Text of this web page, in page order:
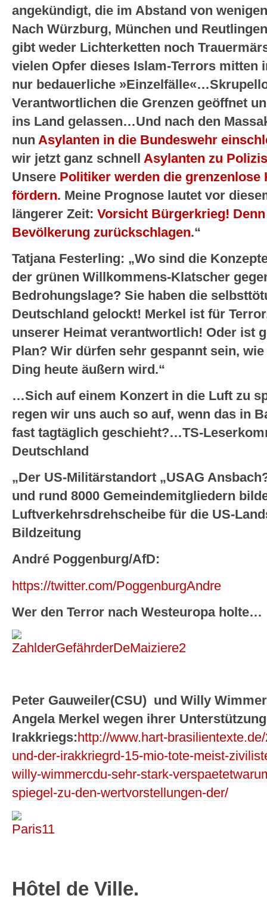
angekündigt, die im Abstand von
Nach Würzburg, München und
gibt weder Lichterketten noch
vielen Opfer dieses Islam-Terrors mitten
nur bedauerliche
Verantwortlichen die Grenzen geöffnet
ins Land gelassen…Und nach den
nun Asylanten in die Bundeswehr
wir jetzt ganz schnell Asylanten zu
Unsere Politiker werden die
fördern. Meine Prognose lautet vor
längerer Zeit: Vorsicht Bürgerkrieg!
Bevölkerung zurückschlagen.“
Tatjana Festerling: „Wo sind die
der grünen Willkommens-Klatscher
Bedrohungslage? Sie haben die
Deutschland gelockt! Merkel ist für
unserer Heimat verantwortlich! Oder ist
Plan? Wir dürfen sehr gespannt sein,
Ding heute äußern wird.“
…Sich auf einem Konzert in die Luft zu
regen wir uns auch so auf, wenn das in
fast tagtäglich geschieht?…TS-
Deutschland
„Der US-Militärstandort „USAG
und rund 8000 Gemeindemitgliedern
Luftverkehrsdrehscheibe für die US-
Bildzeitung
André Poggenburg/AfD:
https://twitter.com/PoggenburgAndre
Wer den Terror nach Westeuropa holte…
Peter Gauweiler(CSU) und Willy
Angela Merkel wegen ihrer
Irakkriegs:http://www.hart-
und-der-irakkriegrd-15-mio-tote-meist-
willy-wimmercdu-sehr-stark-
spiegel-zu-den-wertvorstellungen-der/
Hôtel de Ville.